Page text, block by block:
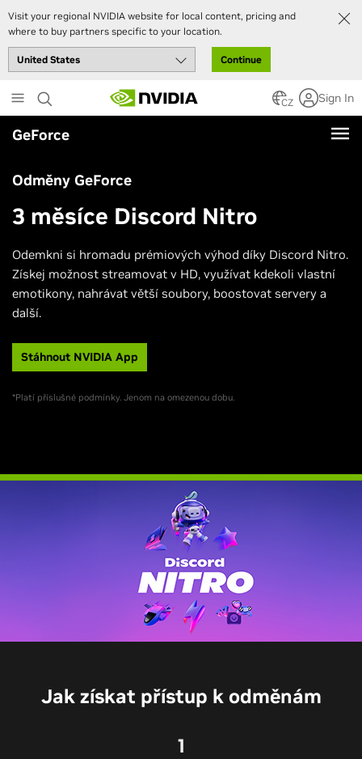
Visit your regional NVIDIA website for local content, pricing and
where to buy partners specific to your location.
Continue
to
main
content
CZ Sign In
GeForce
Odměny GeForce
3 měsíce Discord Nitro
Odemkni si hromadu prémiových výhod díky Discord Nitro.
Získej možnost streamovat v HD, využívat kdekoli vlastní
emotikony, nahrávat větší soubory, boostovat servery a
další.
Stáhnout NVIDIA App
*Platí příslušné podmínky. Jenom na omezenou dobu.
Jak získat přístup k odměnám
1